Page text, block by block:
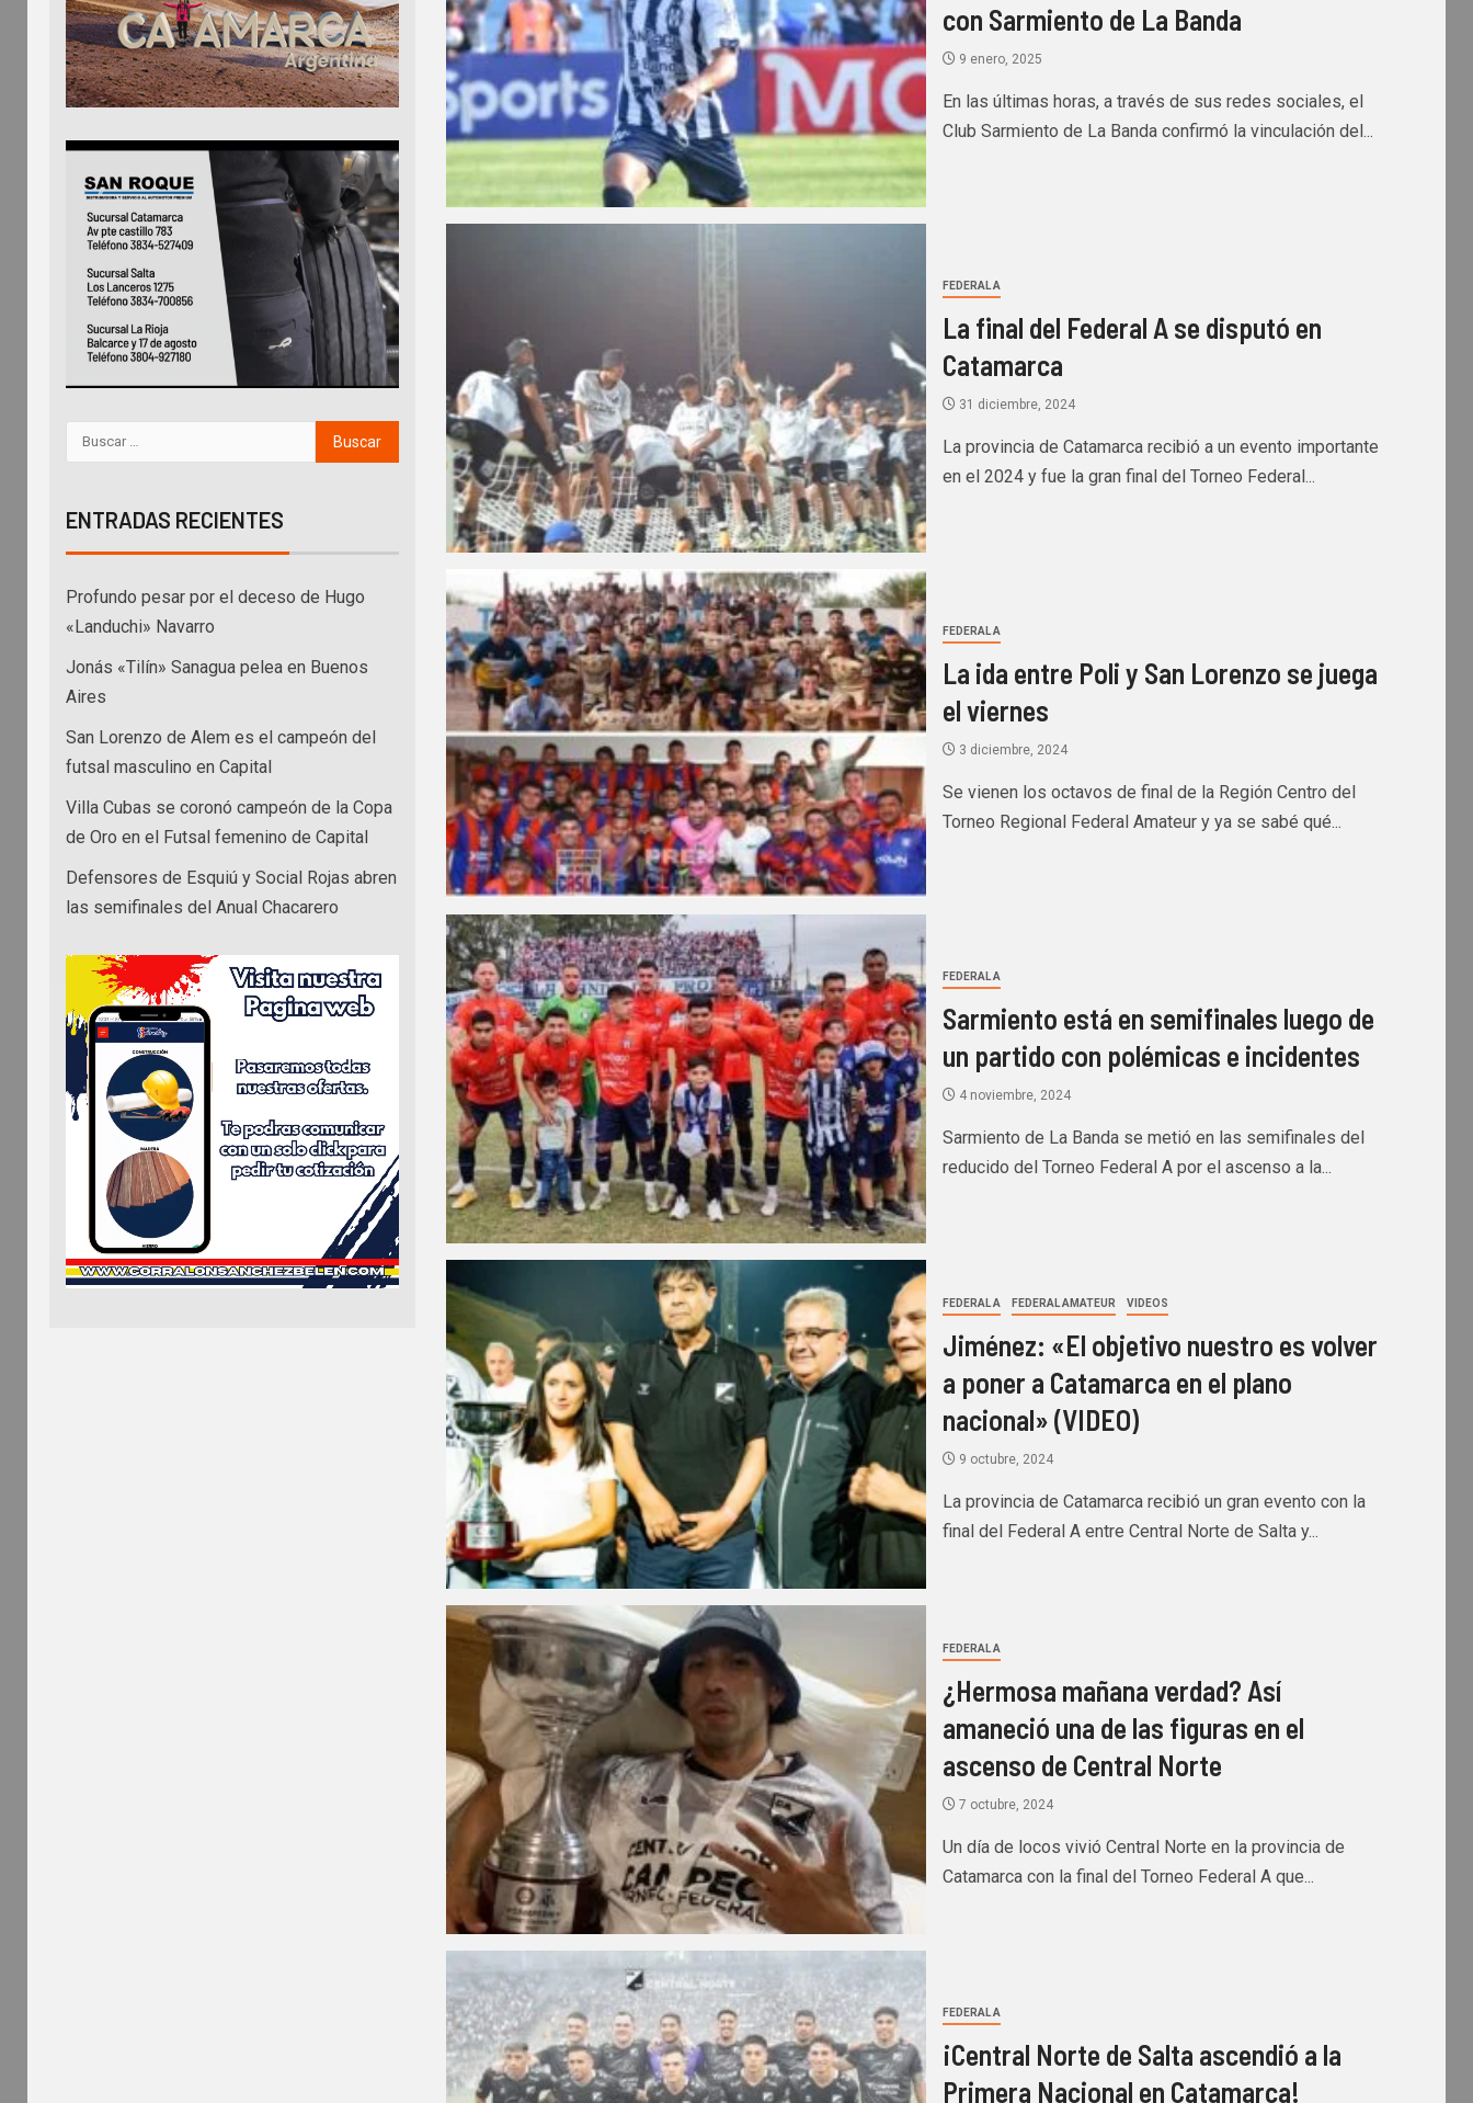
con Sarmiento de La Banda
9 enero, 2025
En las últimas horas, a través de sus redes sociales, el
Club Sarmiento de La Banda confirmó la vinculación del...
FEDERAL A
La final del Federal A se disputó en
Catamarca
31 diciembre, 2024
La provincia de Catamarca recibió a un evento importante
en el 2024 y fue la gran final del Torneo Federal...
FEDERAL A
La ida entre Poli y San Lorenzo se juega
el viernes
3 diciembre, 2024
Se vienen los octavos de final de la Región Centro del
Torneo Regional Federal Amateur y ya se sabé qué...
FEDERAL A
Sarmiento está en semifinales luego de
un partido con polémicas e incidentes
4 noviembre, 2024
Sarmiento de La Banda se metió en las semifinales del
reducido del Torneo Federal A por el ascenso a la...
FEDERAL A FEDERAL AMATEUR VIDEOS
Jiménez: «El objetivo nuestro es volver
a poner a Catamarca en el plano
nacional» (VIDEO)
9 octubre, 2024
La provincia de Catamarca recibió un gran evento con la
final del Federal A entre Central Norte de Salta y...
FEDERAL A
¿Hermosa mañana verdad? Así
amaneció una de las figuras en el
ascenso de Central Norte
7 octubre, 2024
Un día de locos vivió Central Norte en la provincia de
Catamarca con la final del Torneo Federal A que...
FEDERAL A
¡Central Norte de Salta ascendió a la
Primera Nacional en Catamarca!
ENTRADAS RECIENTES
Profundo pesar por el deceso de Hugo
«Landuchi» Navarro
Jonás «Tilín» Sanagua pelea en Buenos
Aires
San Lorenzo de Alem es el campeón del
futsal masculino en Capital
Villa Cubas se coronó campeón de la Copa
de Oro en el Futsal femenino de Capital
Defensores de Esquiú y Social Rojas abren
las semifinales del Anual Chacarero